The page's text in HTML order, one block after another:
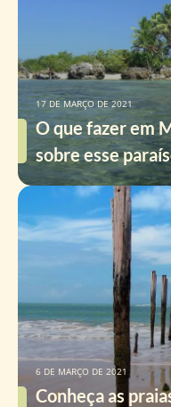
O que fazer em
sobre esse
17 DE MARÇO DE 2021
Conheça as
6 DE MARÇO DE 2021